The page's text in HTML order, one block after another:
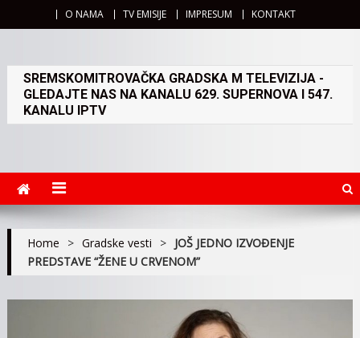
O NAMA TV EMISIJE IMPRESUM KONTAKT
SREMSKOMITROVAČKA GRADSKA M TELEVIZIJA -
GLEDAJTE NAS NA KANALU 629. SUPERNOVA I 547.
KANALU IPTV
Home > Gradske vesti > JOŠ JEDNO IZVOĐENJE
PREDSTAVE “ŽENE U CRVENOM”